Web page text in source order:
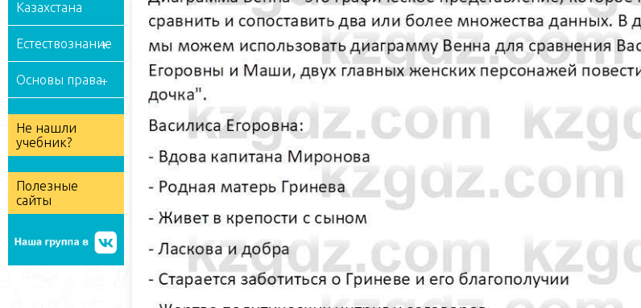
Казахстана
Естествознание
Основы права
Не нашли
учебник?
Полезные
сайты